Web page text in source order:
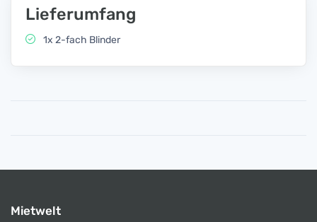
Lieferumfang
1x 2-fach Blinder
Mietwelt